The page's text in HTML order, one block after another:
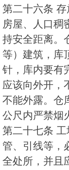
第二十六条 存
房屋、人口稠
持安全距离。
等）建筑，库
针，库内要有
应该向外开，
不能外露。仓
公尺内严禁烟
第二十七条
管、引线等，
全处所，并且